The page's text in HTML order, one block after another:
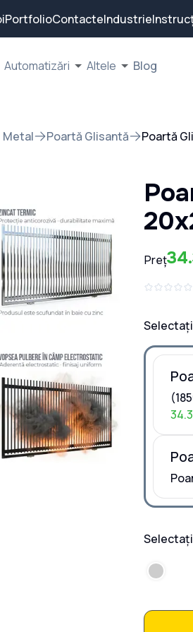
PortfolioContacteIndustrie
Automatizări Altele Blog
Metal Poartă Glisantă Poartă
Preț